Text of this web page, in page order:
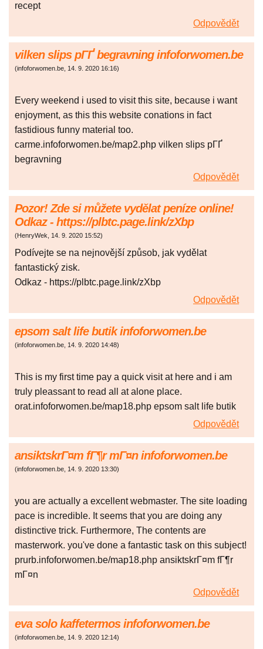
recept
Odpovědět
vilken slips pГҐ begravning infoforwomen.be
(infoforwomen.be, 14. 9. 2020 16:16)
Every weekend i used to visit this site, because i want
enjoyment, as this this website conations in fact
fastidious funny material too.
carme.infoforwomen.be/map2.php vilken slips pГҐ
begravning
Odpovědět
Pozor! Zde si můžete vydělat peníze online!
Odkaz - https://plbtc.page.link/zXbp
(HenryWek, 14. 9. 2020 15:52)
Podívejte se na nejnovější způsob, jak vydělat
fantastický zisk.
Odkaz - https://plbtc.page.link/zXbp
Odpovědět
epsom salt life butik infoforwomen.be
(infoforwomen.be, 14. 9. 2020 14:48)
This is my first time pay a quick visit at here and i am
truly pleassant to read all at alone place.
orat.infoforwomen.be/map18.php epsom salt life butik
Odpovědět
ansiktskrГ¤m fГ¶r mГ¤n infoforwomen.be
(infoforwomen.be, 14. 9. 2020 13:30)
you are actually a excellent webmaster. The site loading
pace is incredible. It seems that you are doing any
distinctive trick. Furthermore, The contents are
masterwork. you've done a fantastic task on this subject!
prurb.infoforwomen.be/map18.php ansiktskrГ¤m fГ¶r
mГ¤n
Odpovědět
eva solo kaffetermos infoforwomen.be
(infoforwomen.be, 14. 9. 2020 12:14)